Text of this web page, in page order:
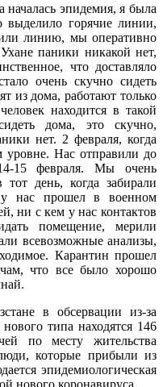
началась эпидемия, я была
выделило горячие линии,
линию, мы оперативно
паники никакой нет,
что доставляло
очень скучно сидеть
из дома, работают только
находится в такой
дома, это скучно,
нет. 2 февраля, когда
Нас отправили до
15 февраля. Мы очень
день, когда забирали
у нас прошел в военном
ни с кем у нас контактов
помещение, мерили
всевозможные анализы,
Карантин прошел
что все было хорошо
в обсервации из-за
типа находятся 146
по месту жительства
которые прибыли из
эпидемиологическая
нового коронавируса.